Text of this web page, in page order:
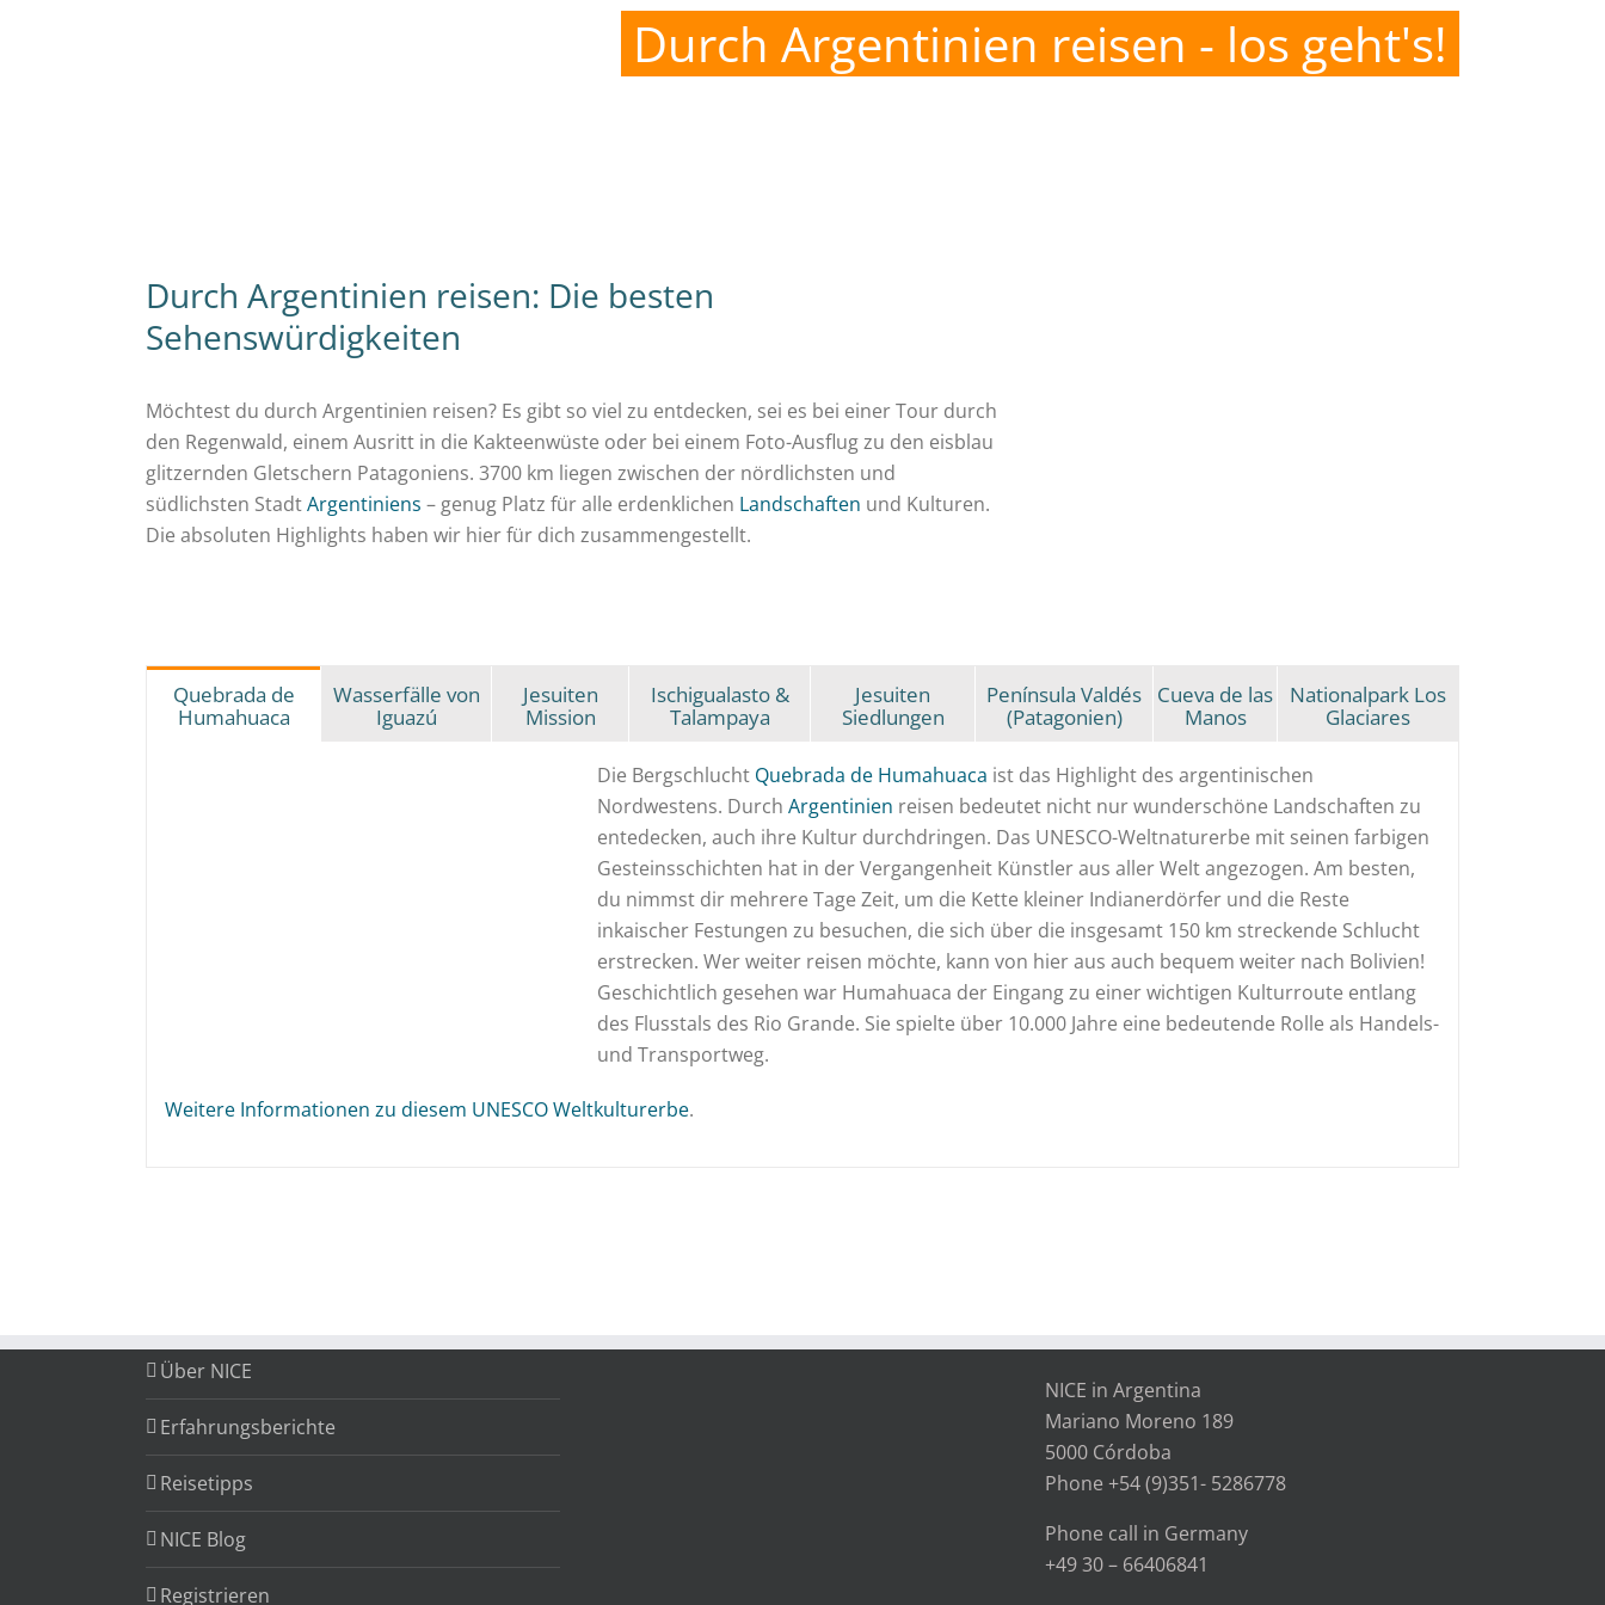
Durch Argentinien reisen - los geht's!
Durch Argentinien reisen: Die besten
Sehenswürdigkeiten
Möchtest du durch Argentinien reisen? Es gibt so viel zu entdecken, sei es bei einer Tour durch
den Regenwald, einem Ausritt in die Kakteenwüste oder bei einem Foto-Ausflug zu den eisblau
glitzernden Gletschern Patagoniens. 3700 km liegen zwischen der nördlichsten und
südlichsten StadtArgentiniens – genug Platz für alle erdenklichen Landschaften und Kulturen.
Die absoluten Highlights haben wir hier für dich zusammengestellt.
Quebrada de
Humahuaca
Wasserfälle von
Iguazú
Jesuiten
Mission
Ischigualasto &
Talampaya
Jesuiten
Siedlungen
Península Valdés
(Patagonien)
Cueva de las
Manos
Nationalpark Los
Glaciares
Die Bergschlucht Quebrada de Humahuaca ist das Highlight des argentinischen
Nordwestens. Durch Argentinien reisen bedeutet nicht nur wunderschöne Landschaften zu
entedecken, auch ihre Kultur durchdringen. Das UNESCO-Weltnaturerbe mit seinen farbigen
Gesteinsschichten hat in der Vergangenheit Künstler aus aller Welt angezogen. Am besten,
du nimmst dir mehrere Tage Zeit, um die Kette kleiner Indianerdörfer und die Reste
inkaischer Festungen zu besuchen, die sich über die insgesamt 150 km streckende Schlucht
erstrecken. Wer weiter reisen möchte, kann von hier aus auch bequem weiter nach Bolivien!
Geschichtlich gesehen war Humahuaca der Eingang zu einer wichtigen Kulturroute entlang
des Flusstals des Rio Grande. Sie spielte über 10.000 Jahre eine bedeutende Rolle als Handels-
und Transportweg.
Weitere Informationen zu diesem UNESCO Weltkulturerbe.
Über NICE
Erfahrungsberichte
Reisetipps
NICE Blog
Registrieren
NICE in Argentina
Mariano Moreno 189
5000 Córdoba
Phone +54 (9)351- 5286778
Phone call in Germany
+49 30 – 66406841